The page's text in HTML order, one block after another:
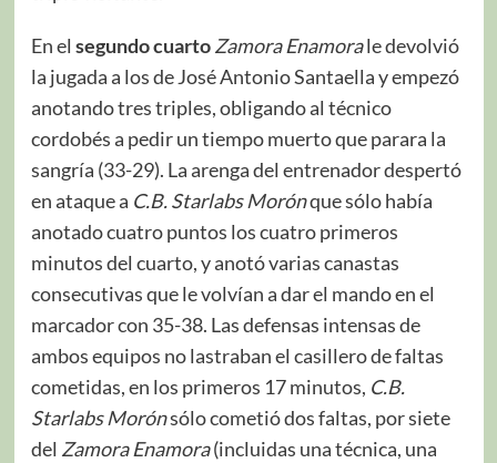
En el segundo cuarto Zamora Enamorale devolvió
la jugada a los de José Antonio Santaella y empezó
anotando tres triples, obligando al técnico
cordobés a pedir un tiempo muerto que parara la
sangría (33-29). La arenga del entrenador despertó
en ataque a C.B. Starlabs Morónque sólo había
anotado cuatro puntos los cuatro primeros
minutos del cuarto, y anotó varias canastas
consecutivas que le volvían a dar el mando en el
marcador con 35-38. Las defensas intensas de
ambos equipos no lastraban el casillero de faltas
cometidas, en los primeros 17 minutos, C.B.
Starlabs Morónsólo cometió dos faltas, por siete
del Zamora Enamora(incluidas una técnica, una